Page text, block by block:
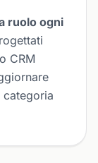
ruolo ogni
CRM